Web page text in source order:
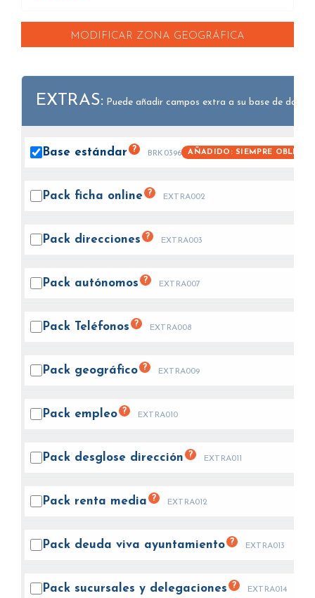
MODIFICAR ZONA GEOGRÁFICA
EXTRAS: Puede añadir campos extra a su base de datos.
Base estándar ? BRK0396 AÑADIDO: SIEMPRE
Pack ficha online ? EXTRA002
Pack direcciones ? EXTRA003
Pack autónomos ? EXTRA007
Pack Teléfonos ? EXTRA008
Pack geográfico ? EXTRA009
Pack empleo ? EXTRA010
Pack desglose dirección ? EXTRA011
Pack renta media ? EXTRA012
Pack deuda viva ayuntamiento ? EXTRA013
Pack sucursales y delegaciones ? EXTRA014